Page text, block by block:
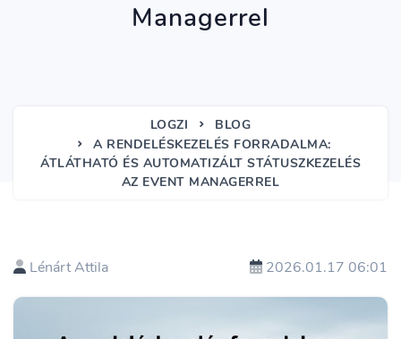
Managerrel
LOGZI
BLOG
A RENDELÉSKEZELÉS FORRADALMA:
ÁTLÁTHATÓ ÉS AUTOMATIZÁLT STÁTUSZKEZELÉS
AZ EVENT MANAGERREL
Lénárt Attila 2026.01.17 06:01